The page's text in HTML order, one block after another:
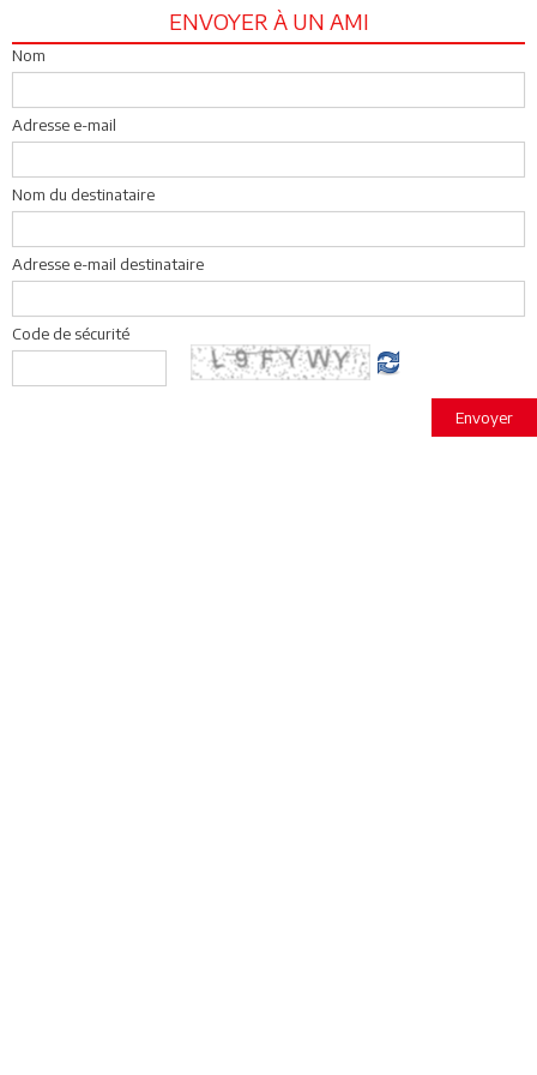
ENVOYER À UN AMI
Nom
Adresse e-mail
Nom du destinataire
Adresse e-mail destinataire
Code de sécurité
Envoyer